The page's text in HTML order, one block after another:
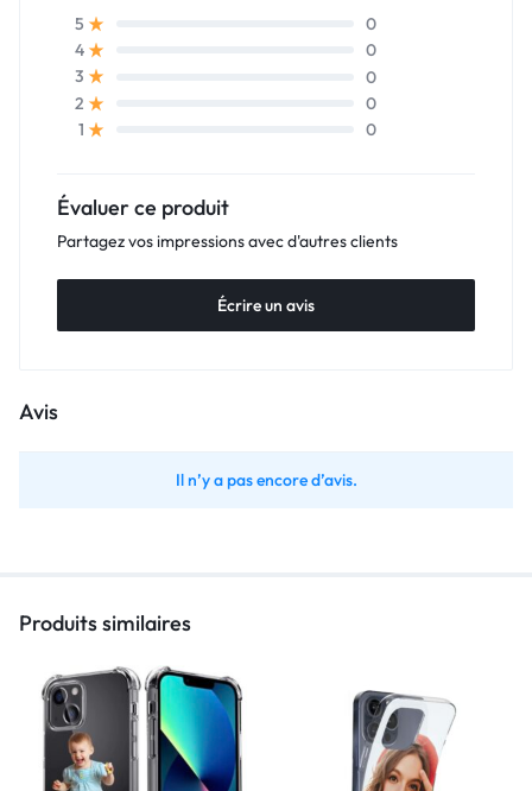
5
0
4
0
3
0
2
0
1
0
Évaluer ce produit
Partagez vos impressions avec d'autres clients
Écrire un avis
Avis
Il n’y a pas encore d’avis.
Produits similaires